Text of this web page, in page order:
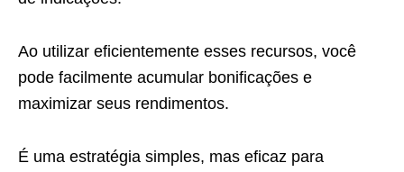
Ao utilizar eficientemente esses recursos, você
pode facilmente acumular bonificações e
maximizar seus rendimentos.
É uma estratégia simples, mas eficaz para